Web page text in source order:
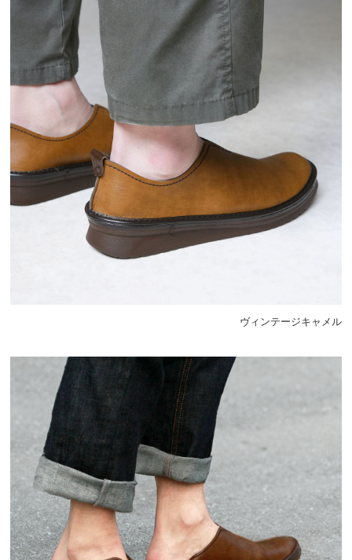
ヴィンテージキャメル